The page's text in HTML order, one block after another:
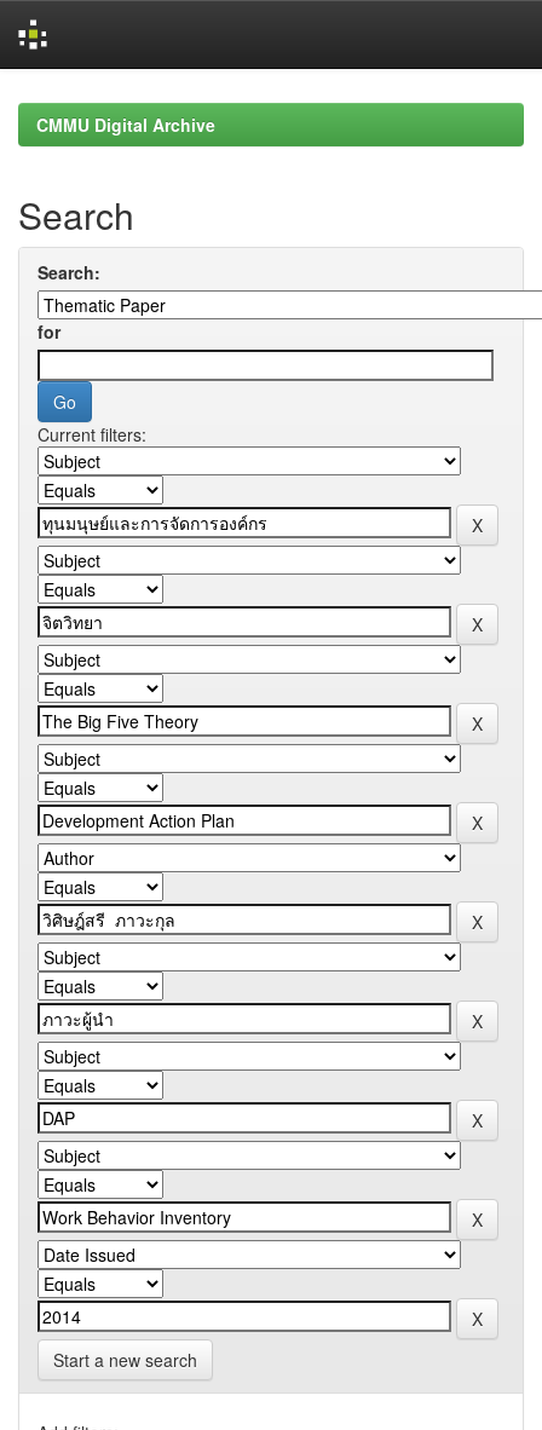
navigationCMMU Digital Archive
Search
Search:
for
Current filters:
Start a new search